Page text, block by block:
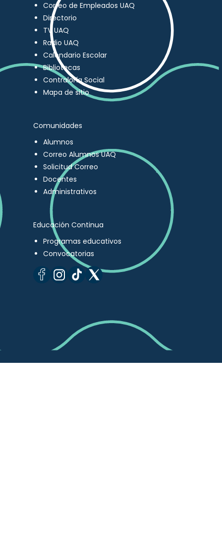
Correo de Empleados UAQ
Directorio
TV UAQ
Radio UAQ
Calendario Escolar
Bibliotecas
Contraloría Social
Mapa de sitio
Comunidades
Alumnos
Correo Alumnos UAQ
Solicitud Correo
Docentes
Administrativos
Educación Continua
Programas educativos
Convocatorias